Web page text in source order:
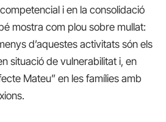
i en la consolidació
mostra com plou sobre mullat:
d’aquestes activitats són els
situació de vulnerabilitat i, en
Mateu” en les famílies amb